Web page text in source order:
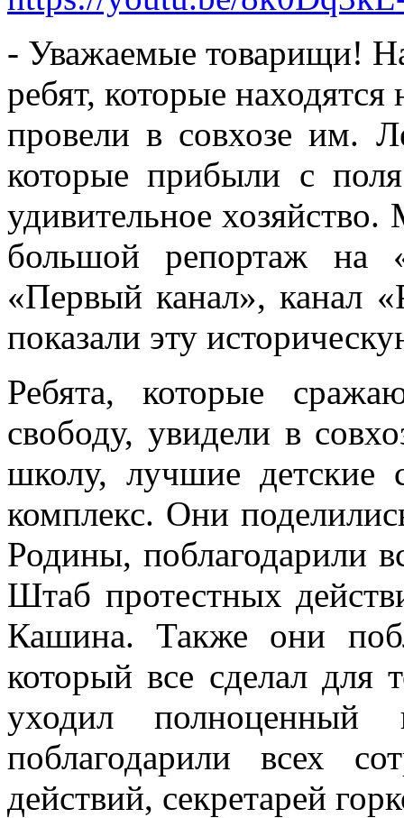
- Уважаемые товарищи!
ребят, которые
провели в совхозе им.
которые прибыли с
удивительное
большой репортаж на
«Первый канал», канал
показали эту
Ребята, которые
свободу, увидели в
школу, лучшие детские
комплекс. Они
Родины, поблагодарили
Штаб протестных
Кашина. Также они
который все сделал для
уходил полноценный
поблагодарили всех
действий, секретарей